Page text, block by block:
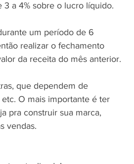
a 4% sobre o lucro líquido.
um período de 6
realizar o fechamento
da receita do mês anterior.
que dependem de
O mais importante é ter
pra construir sua marca,
vendas.